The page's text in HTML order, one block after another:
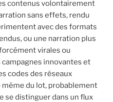
contenus volontairement
sans effets, rendu
avec des formats
ou une narration plus
virales ou
innovantes et
codes des réseaux
du lot, probablement
se distinguer dans un flux